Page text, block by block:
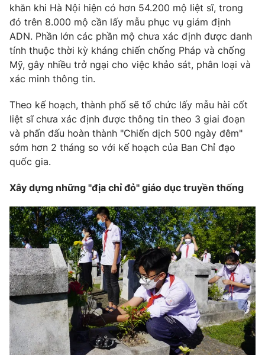
khăn khi Hà Nội hiện có hơn 54.200 mộ liệt sĩ, trong
đó trên 8.000 mộ cần lấy mẫu phục vụ giám định
ADN. Phần lớn các phần mộ chưa xác định được danh
tính thuộc thời kỳ kháng chiến chống Pháp và chống
Mỹ, gây nhiều trở ngại cho việc khảo sát, phân loại và
xác minh thông tin.
Theo kế hoạch, thành phố sẽ tổ chức lấy mẫu hài cốt
liệt sĩ chưa xác định được thông tin theo 3 giai đoạn
và phấn đấu hoàn thành "Chiến dịch 500 ngày đêm"
sớm hơn 2 tháng so với kế hoạch của Ban Chỉ đạo
quốc gia.
Xây dựng những "địa chỉ đỏ" giáo dục truyền thống